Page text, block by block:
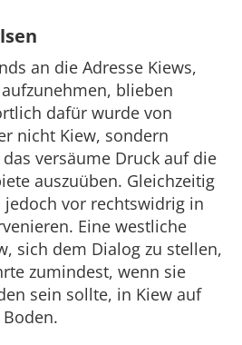
an die Adresse Kiews,
blieben
dafür wurde von
nicht Kiew, sondern
versäume Druck auf die
auszuüben. Gleichzeitig
jedoch vor rechtswidrig in
Eine westliche
sich dem Dialog zu stellen,
zumindest, wenn sie
sein sollte, in Kiew auf